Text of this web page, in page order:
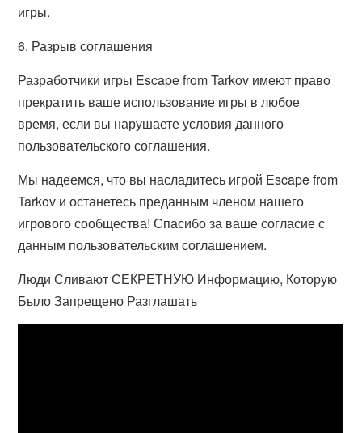
игры.
6. Разрыв соглашения
Разработчики игры Escape from Tarkov имеют право
прекратить ваше использование игры в любое
время, если вы нарушаете условия данного
пользовательского соглашения.
Мы надеемся, что вы насладитесь игрой Escape from
Tarkov и останетесь преданным членом нашего
игрового сообщества! Спасибо за ваше согласие с
данным пользовательским соглашением.
Люди Сливают СЕКРЕТНУЮ Информацию, Которую
Было Запрещено Разглашать